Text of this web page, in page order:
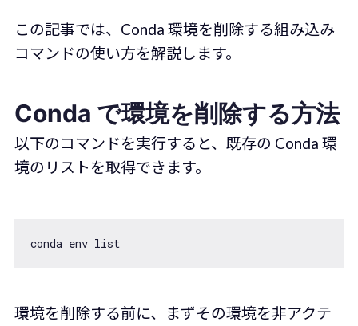
この記事では、Conda 環境を削除する組み込み
コマンドの使い方を解説します。
Conda で環境を削除する方法
以下のコマンドを実行すると、既存の Conda 環
境のリストを取得できます。
conda env list
環境を削除する前に、まずその環境を非アクテ